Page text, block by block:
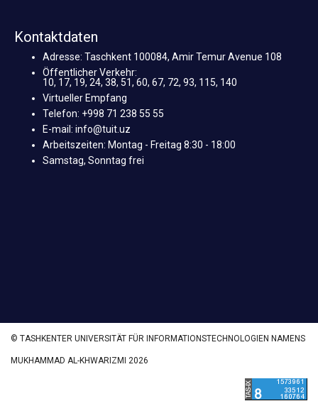
Kontaktdaten
Adresse: Taschkent 100084, Amir Temur Avenue 108
Öffentlicher Verkehr:
10, 17, 19, 24, 38, 51, 60, 67, 72, 93, 115, 140
Virtueller Empfang
Telefon: +998 71 238 55 55
E-mail: info@tuit.uz
Arbeitszeiten: Montag - Freitag 8:30 - 18:00
Samstag, Sonntag frei
© TASHKENTER UNIVERSITÄT FÜR INFORMATIONSTECHNOLOGIEN NAMENS
MUKHAMMAD AL-KHWARIZMI 2026